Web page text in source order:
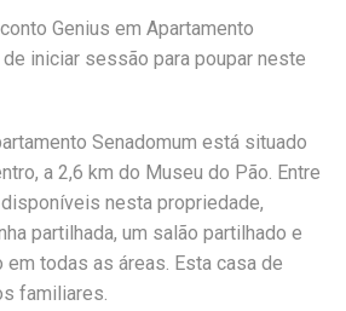
Genius em Apartamento
iniciar sessão para poupar neste
Senadomum está situado
a 2,6 km do Museu do Pão. Entre
nesta propriedade,
partilhada, um salão partilhado e
todas as áreas. Esta casa de
familiares.